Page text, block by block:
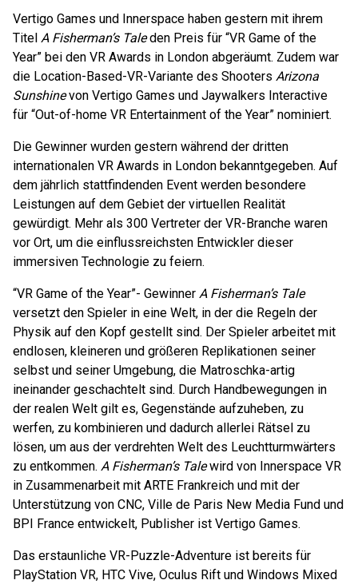
Vertigo Games und Innerspace haben gestern mit ihrem
Titel A Fisherman’s Taleden Preis für “VR Game of the
Year” bei den VR Awards in London abgeräumt. Zudem war
die Location-Based-VR-Variante des Shooters Arizona
Sunshinevon Vertigo Games und Jaywalkers Interactive
für “Out-of-home VR Entertainment of the Year” nominiert.
Die Gewinner wurden gestern während der dritten
internationalen VR Awards in London bekanntgegeben. Auf
dem jährlich stattfindenden Event werden besondere
Leistungen auf dem Gebiet der virtuellen Realität
gewürdigt. Mehr als 300 Vertreter der VR-Branche waren
vor Ort, um die einflussreichsten Entwickler dieser
immersiven Technologie zu feiern.
“VR Game of the Year”- Gewinner A Fisherman’s Tale
versetzt den Spieler in eine Welt, in der die Regeln der
Physik auf den Kopf gestellt sind. Der Spieler arbeitet mit
endlosen, kleineren und größeren Replikationen seiner
selbst und seiner Umgebung, die Matroschka-artig
ineinander geschachtelt sind. Durch Handbewegungen in
der realen Welt gilt es, Gegenstände aufzuheben, zu
werfen, zu kombinieren und dadurch allerlei Rätsel zu
lösen, um aus der verdrehten Welt des Leuchtturmwärters
zu entkommen. A Fisherman’s Talewird von Innerspace VR
in Zusammenarbeit mit ARTE Frankreich und mit der
Unterstützung von CNC, Ville de Paris New Media Fund und
BPI France entwickelt, Publisher ist Vertigo Games.
Das erstaunliche VR-Puzzle-Adventure ist bereits für
PlayStation VR, HTC Vive, Oculus Rift und Windows Mixed